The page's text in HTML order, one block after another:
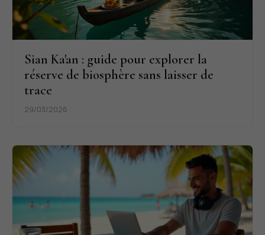
Sian Ka'an : guide pour explorer la
réserve de biosphère sans laisser de
trace
29/03/2026